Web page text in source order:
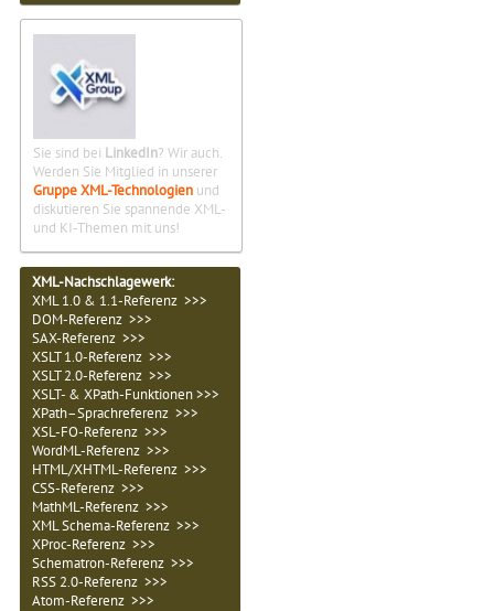
Sie sind bei LinkedIn? Wir auch.
Werden Sie Mitglied in unserer
Gruppe XML-Technologien und
diskutieren Sie spannende XML-
und KI-Themen mit uns!
XML-Nachschlagewerk:
XML 1.0 & 1.1-Referenz >>>
DOM-Referenz >>>
SAX-Referenz >>>
XSLT 1.0-Referenz >>>
XSLT 2.0-Referenz >>>
XSLT- & XPath-Funktionen >>>
XPath–Sprachreferenz >>>
XSL-FO-Referenz >>>
WordML-Referenz >>>
HTML/XHTML-Referenz >>>
CSS-Referenz >>>
MathML-Referenz >>>
XML Schema-Referenz >>>
XProc-Referenz >>>
Schematron-Referenz >>>
RSS 2.0-Referenz >>>
Atom-Referenz >>>